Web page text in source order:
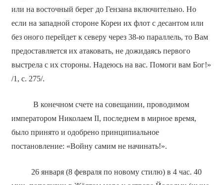
или на восточный берег до Гензана включительно. Но
если на западной стороне Кореи их флот с десантом или
без оного перейдет к северу через 38-ю параллель, то Вам
предоставляется их атаковать, не дожидаясь первого
выстрела с их стороны. Надеюсь на вас. Помоги вам Бог!»
/1, с. 275/.
В конечном счете на совещании, проводимом
императором Николаем II, последнем в мирное время,
было принято и одобрено принципиальное
постановление: «Войну самим не начинать!».
26 января (8 февраля по новому стилю) в 4 час. 40